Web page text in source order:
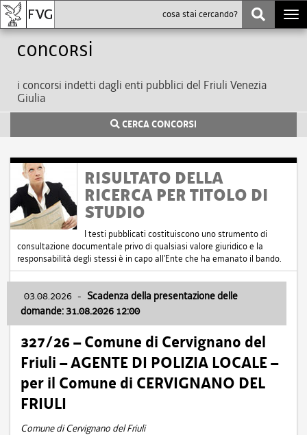
Concorsi
i concorsi indetti dagli enti pubblici del Friuli Venezia
Giulia
CERCA CONCORSI
RISULTATO DELLA
RICERCA PER TITOLO DI
STUDIO
I testi pubblicati costituiscono uno strumento di
consultazione documentale privo di qualsiasi valore giuridico e la
responsabilità degli stessi è in capo all'Ente che ha emanato il bando.
03.08.2026 - Scadenza della presentazione delle
domande: 31.08.2026 12:00
327/26 – Comune di Cervignano del
Friuli – AGENTE DI POLIZIA LOCALE –
per il Comune di CERVIGNANO DEL
FRIULI
Comune di Cervignano del Friuli